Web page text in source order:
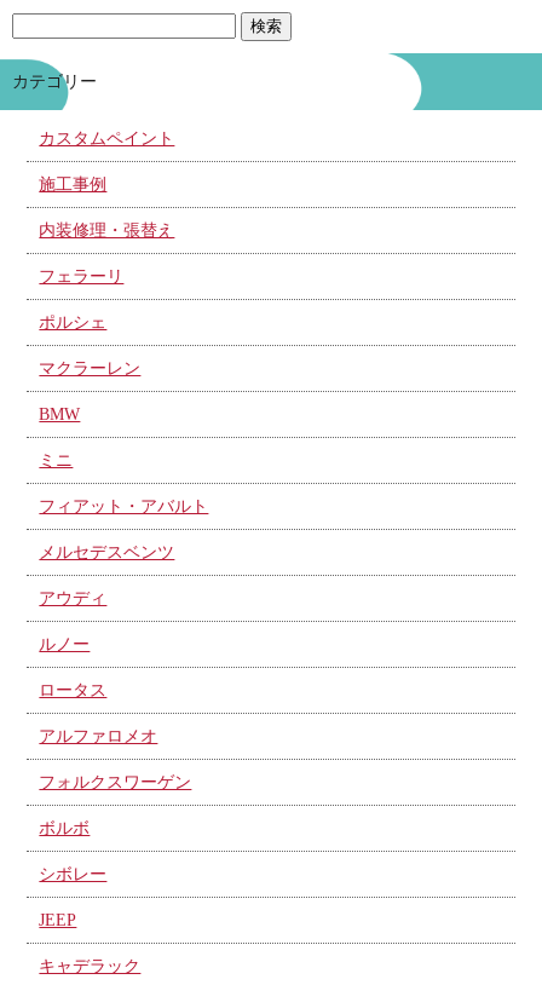
カテゴリー
カスタムペイント
施工事例
内装修理・張替え
フェラーリ
ポルシェ
マクラーレン
BMW
ミニ
フィアット・アバルト
メルセデスベンツ
アウディ
ルノー
ロータス
アルファロメオ
フォルクスワーゲン
ボルボ
シボレー
JEEP
キャデラック